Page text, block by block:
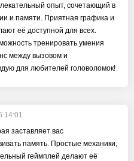
опыт, сочетающий в
и памяти. Приятная графика и
её доступной для всех.
тренировать умения
между вызовом и
для любителей головоломок!
14:01
заставляет вас
память. Простые механики,
геймплей делают её